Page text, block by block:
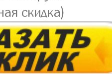
скидка)